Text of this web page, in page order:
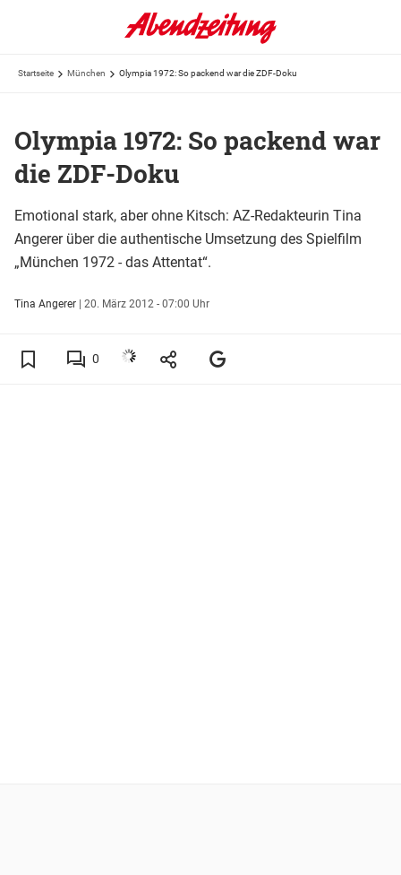
Startseite München Olympia 1972: So packend war die ZDF-Doku
Olympia 1972: So packend war
die ZDF-Doku
Emotional stark, aber ohne Kitsch: AZ-Redakteurin Tina
Angerer über die authentische Umsetzung des Spielfilm
„München 1972 - das Attentat“.
Tina Angerer | 20. März 2012 - 07:00 Uhr
0